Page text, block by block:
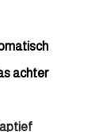
achter